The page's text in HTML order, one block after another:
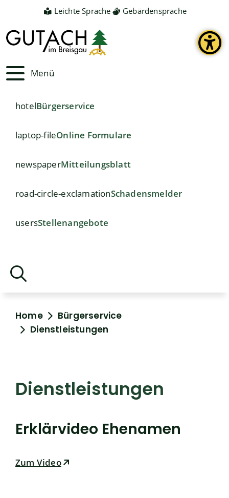
Leichte Sprache Gebärdensprache
Menü
hotelBürgerservice
laptop-fileOnline Formulare
newspaperMitteilungsblatt
road-circle-exclamationSchadensmelder
usersStellenangebote
Home
Bürgerservice
Dienstleistungen
Dienstleistungen
Erklärvideo Ehenamen
Zum Video